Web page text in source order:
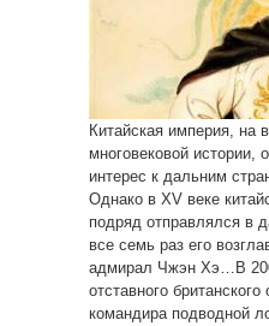
Китайская империя, на
многовековой истории,
интерес к дальним
Однако в XV веке
подряд отправлялся в
все семь раз его
адмирал Чжэн Хэ…В
отставного
командира подводной